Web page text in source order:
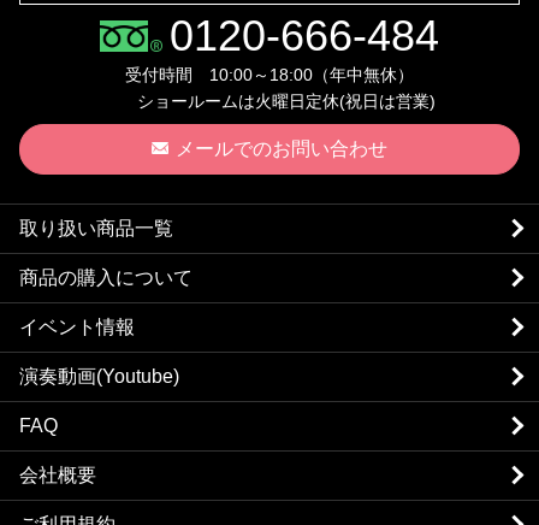
0120-666-484
受付時間 10:00～18:00（年中無休）
ショールームは火曜日定休(祝日は営業)
メールでのお問い合わせ
取り扱い商品一覧
商品の購入について
イベント情報
演奏動画(Youtube)
FAQ
会社概要